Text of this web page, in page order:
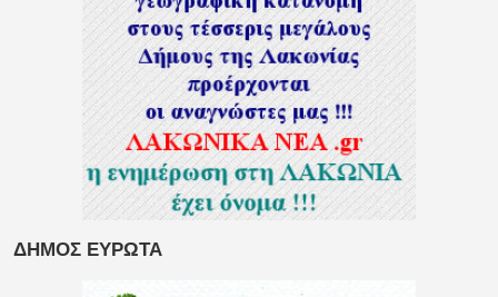
ΔΗΜΟΣ ΕΥΡΩΤΑ